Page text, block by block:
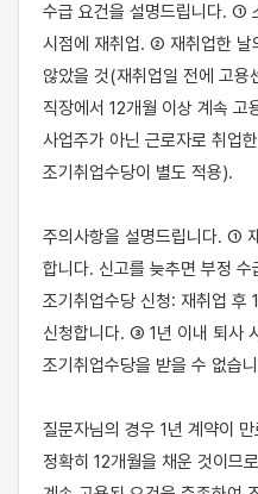
수급 요건을 설명드립니다. ①
시점에 재취업. ② 재취업한 날
않았을 것(재취업일 전에 고
직장에서 12개월 이상 계속
사업주가 아닌 근로자로 취업
조기취업수당이 별도 적용).
주의사항을 설명드립니다. ①
합니다. 신고를 늦추면 부정
조기취업수당 신청: 재취업 후
신청합니다. ③ 1년 이내 퇴사
조기취업수당을 받을 수 없습
질문자님의 경우 1년 계약이
정확히 12개월을 채운 것이므